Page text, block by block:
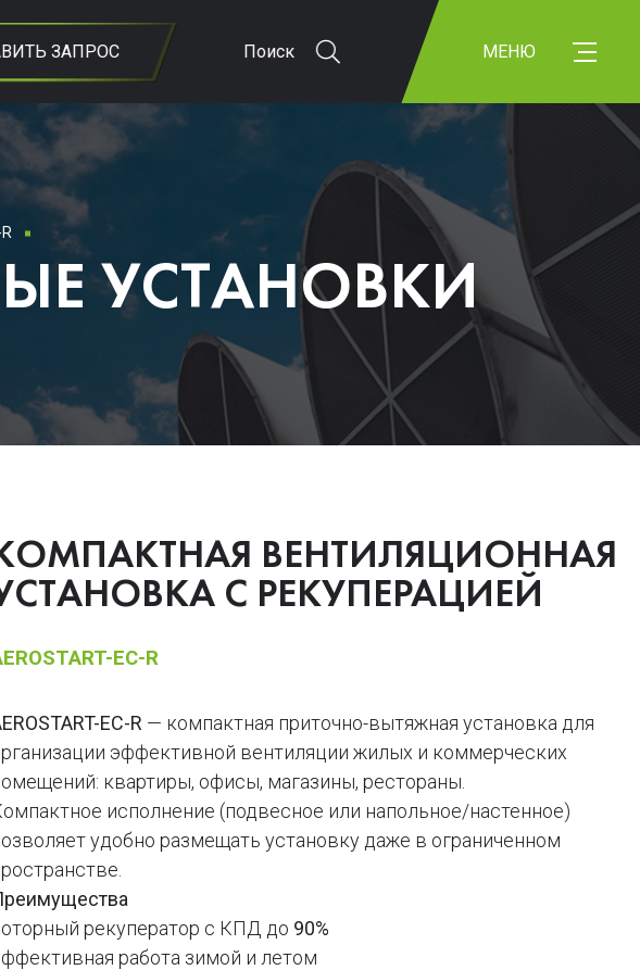
ЗАПРОС Поиск МЕНЮ
УСТАНОВКИ
ВЕНТИЛЯЦИОННАЯ
С РЕКУПЕРАЦИЕЙ
EC-R
EC-R — компактная приточно-вытяжная установка для
эффективной вентиляции жилых и коммерческих
квартиры, офисы, магазины, рестораны.
исполнение (подвесное или напольное/настенное)
удобно размещать установку даже в ограниченном
рекуператор с КПД до 90%
работа зимой и летом